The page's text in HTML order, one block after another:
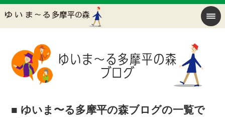
■ ゆいま〜る多摩平の森ブログの一覧で